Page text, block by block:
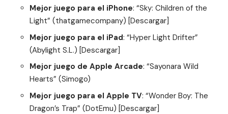
Mejor juego para el iPhone: “Sky: Children of the
Light” (thatgamecompany) [Descargar]
Mejor juego para el iPad: “Hyper Light Drifter”
(Abylight S.L.) [Descargar]
Mejor juego de Apple Arcade: “Sayonara Wild
Hearts” (Simogo)
Mejor juego para el Apple TV: “Wonder Boy: The
Dragon’s Trap” (DotEmu) [Descargar]